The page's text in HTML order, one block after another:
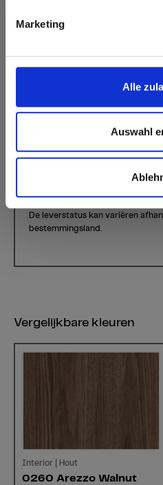
Marketing
Alle
Auswahl
Dit decor is richtinggebonden (in
Standaardoppervlak interieur:
Beschikbare producten
De leverstatus kan variëren
bestemmingsland.
Vergelijkbare kleuren
Interior | Hout
0260 Arezzo Walnut